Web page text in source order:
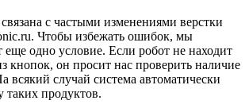
с частыми изменениями верстки
Чтобы избежать ошибок, мы
еще одно условие. Если робот не находит
кнопок, он просит нас проверить наличие
всякий случай система автоматически
таких продуктов.